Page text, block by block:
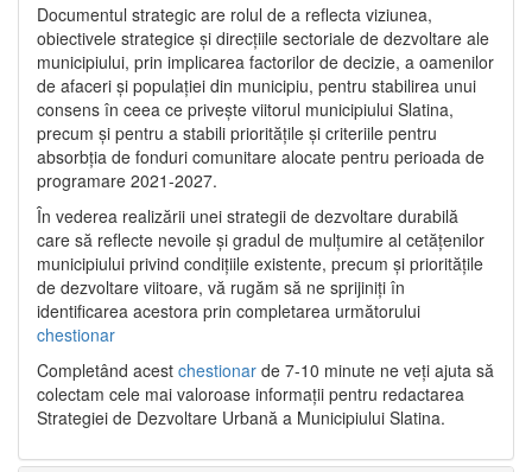
Documentul strategic are rolul de a reflecta viziunea,
obiectivele strategice și direcțiile sectoriale de dezvoltare ale
municipiului, prin implicarea factorilor de decizie, a oamenilor
de afaceri și populației din municipiu, pentru stabilirea unui
consens în ceea ce privește viitorul municipiului Slatina,
precum și pentru a stabili prioritățile și criteriile pentru
absorbția de fonduri comunitare alocate pentru perioada de
programare 2021-2027.
În vederea realizării unei strategii de dezvoltare durabilă
care să reflecte nevoile și gradul de mulțumire al cetățenilor
municipiului privind condițiile existente, precum și prioritățile
de dezvoltare viitoare, vă rugăm să ne sprijiniți în
identificarea acestora prin completarea următorului
chestionar
Completând acest chestionar de 7-10 minute ne veți ajuta să
colectam cele mai valoroase informații pentru redactarea
Strategiei de Dezvoltare Urbană a Municipiului Slatina.